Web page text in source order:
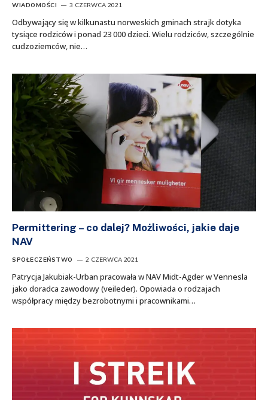
WIADOMOŚCI 3 CZERWCA 2021
Odbywający się w kilkunastu norweskich gminach strajk dotyka
tysiące rodziców i ponad 23 000 dzieci. Wielu rodziców, szczególnie
cudzoziemców, nie…
Permittering – co dalej? Możliwości, jakie daje
NAV
SPOŁECZEŃSTWO 2 CZERWCA 2021
Patrycja Jakubiak-Urban pracowała w NAV Midt-Agder w Vennesla
jako doradca zawodowy (veileder). Opowiada o rodzajach
współpracy między bezrobotnymi i pracownikami…